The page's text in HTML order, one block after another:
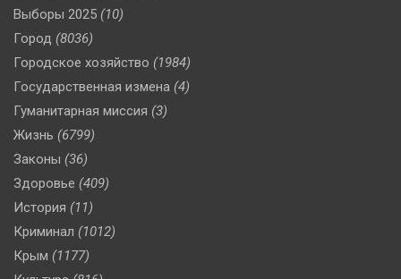
Выборы 2025 (10)
Город (8036)
Городское хозяйство (1984)
Государственная измена (4)
Гуманитарная миссия (3)
Жизнь (6799)
Законы (36)
Здоровье (409)
История (11)
Криминал (1012)
Крым (1177)